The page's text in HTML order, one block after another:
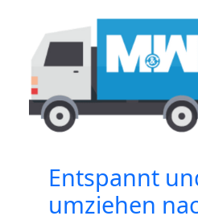
Entspannt
umziehen